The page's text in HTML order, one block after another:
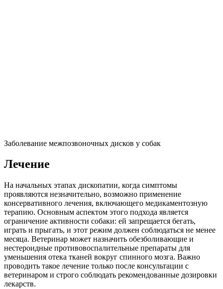
Заболевание межпозвоночных дисков у собак
Лечение
На начальных этапах дископатии, когда симптомы
проявляются незначительно, возможно применение
консервативного лечения, включающего медикаментозную
терапию. Основным аспектом этого подхода является
ограничение активности собаки: ей запрещается бегать,
играть и прыгать, и этот режим должен соблюдаться не менее
месяца. Ветеринар может назначить обезболивающие и
нестероидные противовоспалительные препараты для
уменьшения отека тканей вокруг спинного мозга. Важно
проводить такое лечение только после консультации с
ветеринаром и строго соблюдать рекомендованные дозировки
лекарств.